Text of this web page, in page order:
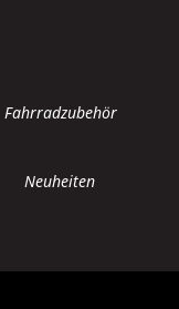
Fahrradzubehör
Neuheiten